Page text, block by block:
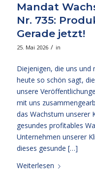
Mandat
Nr. 735:
Gerade jetzt!
25. Mai 2026 / in
Diejenigen, die uns und
heute so schön sagt,
unsere
mit uns
das Wachstum unserer
gesundes profitables
Unternehmen unserer
dieses gesunde […]
Weiterlesen